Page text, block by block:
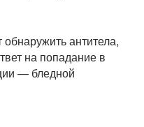
антитела,
на попадание в
— бледной